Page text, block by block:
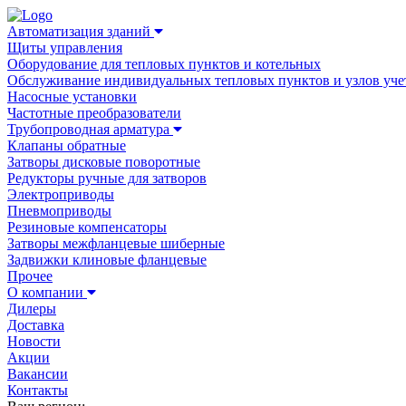
Автоматизация зданий
Щиты управления
Оборудование для тепловых пунктов и котельных
Обслуживание индивидуальных тепловых пунктов и узлов
Насосные установки
Частотные преобразователи
Трубопроводная арматура
Клапаны обратные
Затворы дисковые поворотные
Редукторы ручные для затворов
Электроприводы
Пневмоприводы
Резиновые компенсаторы
Затворы межфланцевые шиберные
Задвижки клиновые фланцевые
Прочее
О компании
Дилеры
Доставка
Новости
Акции
Вакансии
Контакты